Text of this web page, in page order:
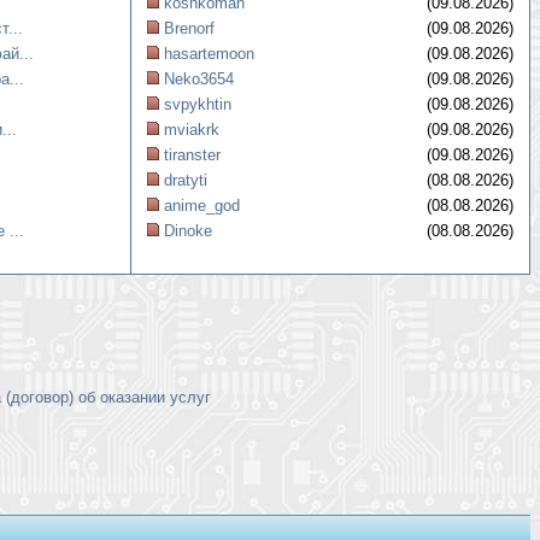
...
Brenorf
(09.08.2026)
hasartemoon
(09.08.2026)
Neko3654
(09.08.2026)
svpykhtin
(09.08.2026)
mviakrk
(09.08.2026)
tiranster
(09.08.2026)
dratyti
(08.08.2026)
anime_god
(08.08.2026)
Dinoke
(08.08.2026)
об оказании услуг